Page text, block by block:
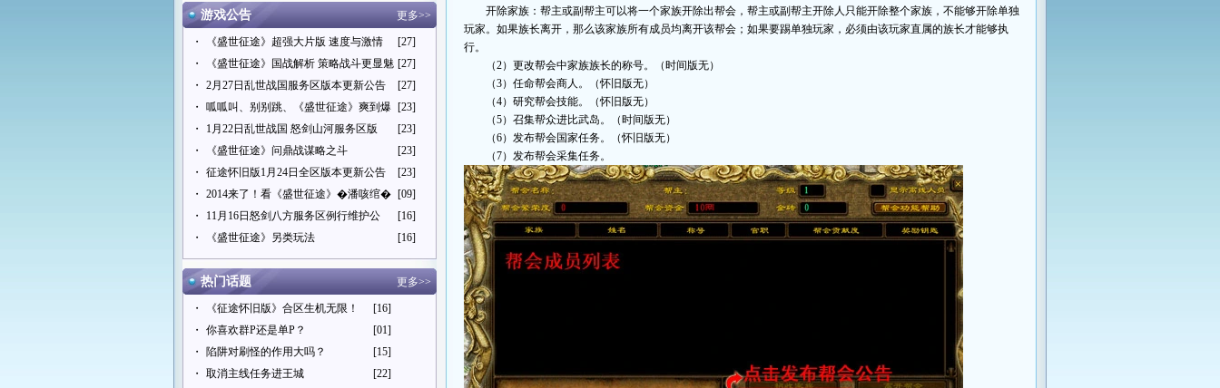
游戏公告 更多>>
・ 《盛世征途》超强大片版 速度与激情
[27]
・
《盛世征途》国战解析 策略战斗更显魅 [27]
・
2月27日乱世战国服务区版本更新公告
[27]
・
呱呱叫、别别跳、《盛世征途》爽到爆 [23]
・
1月22日乱世战国 怒剑山河服务区版
[23]
・
《盛世征途》问鼎战谋略之斗
[23]
・
征途怀旧版1月24日全区版本更新公告
[23]
・
2014来了！看《盛世征途》�潘咳绾� [09]
・
11月16日怒剑八方服务区例行维护公
[16]
・
《盛世征途》另类玩法 [16]
热门话题 更多>>
・ 《征途怀旧版》合区生机无限！
[16]
・
你喜欢群P还是单P？
[01]
・
陷阱对刷怪的作用大吗？
[15]
・
取消主线任务进王城
[22]
开除家族：帮主或副帮主可以将一个家族开除出帮会，帮主或副帮主开除人只能开除整个家族，不能够开除单独
玩家。如果族长离开，那么该家族所有成员均离开该帮会；如果要踢单独玩家，必须由该玩家直属的族长才能够执
行。
（2）更改帮会中家族族长的称号。（时间版无）
（3）任命帮会商人。（怀旧版无）
（4）研究帮会技能。（怀旧版无）
（5）召集帮众进比武岛。（时间版无）
（6）发布帮会国家任务。（怀旧版无）
（7）发布帮会采集任务。